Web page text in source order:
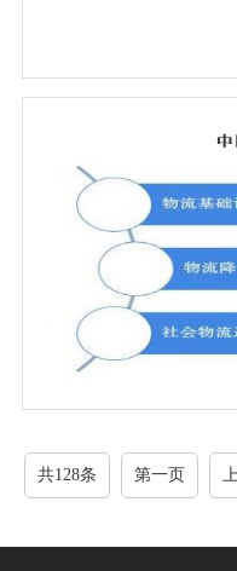
共128条 第一页